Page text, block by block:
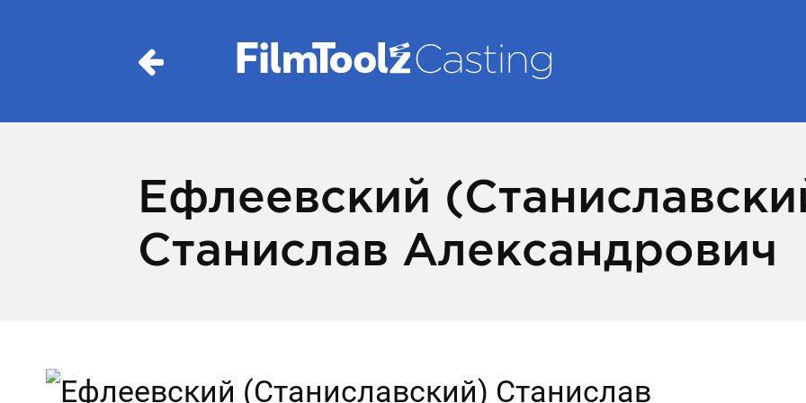
Ефлеевский
Станислав Александрович